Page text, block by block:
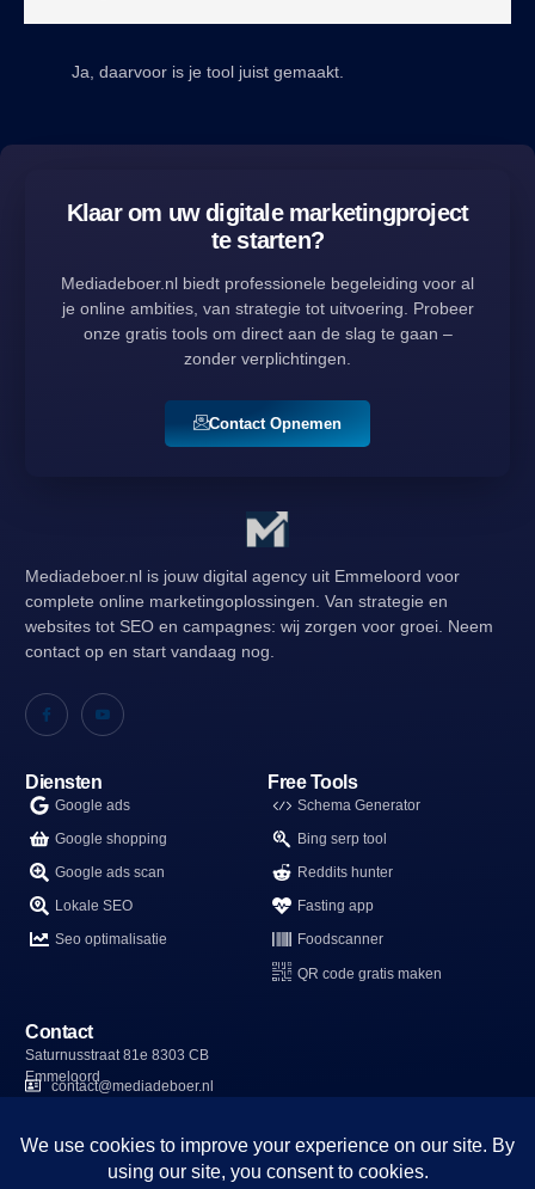
Ja, daarvoor is je tool juist gemaakt.
Klaar om uw digitale marketingproject
te starten?
Mediadeboer.nl biedt professionele begeleiding voor al
je online ambities, van strategie tot uitvoering. Probeer
onze gratis tools om direct aan de slag te gaan –
zonder verplichtingen.
Contact Opnemen
Mediadeboer.nl is jouw digital agency uit Emmeloord voor
complete online marketingoplossingen. Van strategie en
websites tot SEO en campagnes: wij zorgen voor groei. Neem
contact op en start vandaag nog.
Diensten
Google ads
Google shopping
Google ads scan
Lokale SEO
Seo optimalisatie
Free Tools
Schema Generator
Bing serp tool
Reddits hunter
Fasting app
Foodscanner
QR code gratis maken
Contact
Saturnusstraat 81e 8303 CB
Emmeloord
contact@mediadeboer.nl
kvk: 96989041